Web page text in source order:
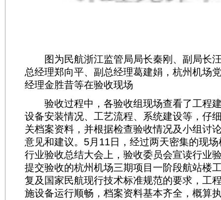
图为民航浙江监管局局长秦刚、副局长
总经理郑向平、副总经理葛建娟，杭州机场
经理金胜昔等在验收现场
验收过程中，各验收组现场查看了工程
设备安装情况、工艺流程、系统建设等，仔
关档案资料，并根据检查验收情况及小组讨
意见和建议。5月11日，经过两天密集的现
行业验收总结大会上，验收委员会宣读行业
提交验收的杭州机场三期项目一阶段航站楼
复及国家民航现行技术标准规范的要求，工
施设备运行顺畅，档案资料基本齐全，概算